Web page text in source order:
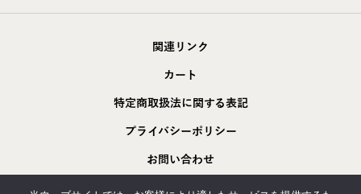
関連リンク
カート
特定商取扱法に関する表記
プライバシーポリシー
お問い合わせ
採用情報